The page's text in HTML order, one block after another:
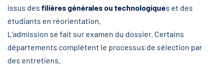
issus des filières générales ou technologiques et des
étudiants en réorientation.
L’admission se fait sur examen du dossier. Certains
départements complètent le processus de sélection par
des entretiens.